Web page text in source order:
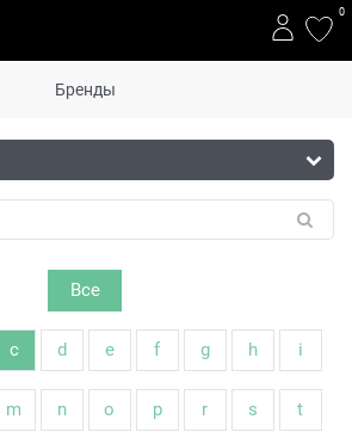
0
Бренды
Все
c d e f g h i
m n o p r s t